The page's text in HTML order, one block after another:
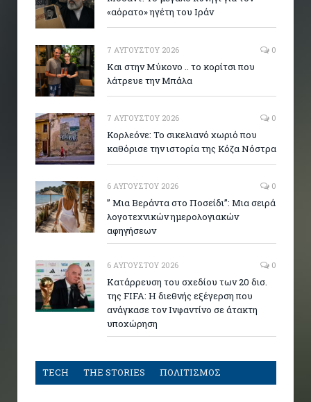
«αόρατο» ηγέτη του Ιράν
7 ΑΥΓΟΎΣΤΟΥ 2026 0
Και στην Μύκονο .. το κορίτσι που
λάτρευε την Μπάλα
7 ΑΥΓΟΎΣΤΟΥ 2026 0
Κορλεόνε: Το σικελιανό χωριό που
καθόρισε την ιστορία της Κόζα Νόστρα
6 ΑΥΓΟΎΣΤΟΥ 2026 0
” Μια Βεράντα στο Ποσείδι”: Μια σειρά
λογοτεχνικών ημερολογιακών
αφηγήσεων
6 ΑΥΓΟΎΣΤΟΥ 2026 0
Κατάρρευση του σχεδίου των 20 δισ.
της FIFA: Η διεθνής εξέγερση που
ανάγκασε τον Ινφαντίνο σε άτακτη
υποχώρηση
TECH THE STORIES ΠΟΛΙΤΙΣΜΟΣ